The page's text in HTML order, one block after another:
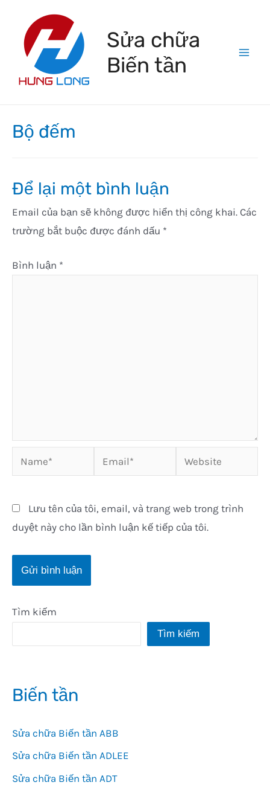
content
Sửa chữa
Biến tần
Tìm kiếm
Tìm kiếm
Biến tần
Sửa chữa Biến tần ABB
Sửa chữa Biến tần ADLEE
Sửa chữa Biến tần ADT
Bộ đếm
Để lại một bình luận
Email của bạn sẽ không được hiển thị công khai. Các
trường bắt buộc được đánh dấu *
Bình luận *
Name* Email* Website
Lưu tên của tôi, email, và trang web trong trình
duyệt này cho lần bình luận kế tiếp của tôi.